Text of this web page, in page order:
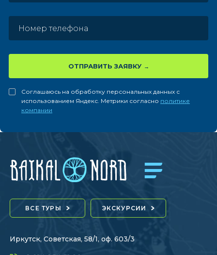
ОТПРАВИТЬ ЗАЯВКУ
Соглашаюсь на обработку персональных данных с
использованием Яндекс. Метрики согласно политике
компании
ВСЕ ТУРЫ ЭКСКУРСИИ
Иркутск, Советская, 58/1, оф. 603/3